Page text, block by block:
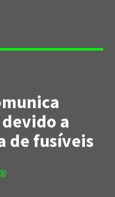
a
de fusíveis